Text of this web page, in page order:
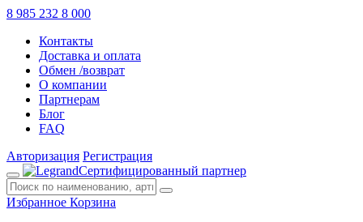
8 985 232 8 000
Контакты
Доставка и оплата
Обмен /возврат
О компании
Партнерам
Блог
FAQ
Авторизация Регистрация
Сертифицированный партнер
Избранное Корзина